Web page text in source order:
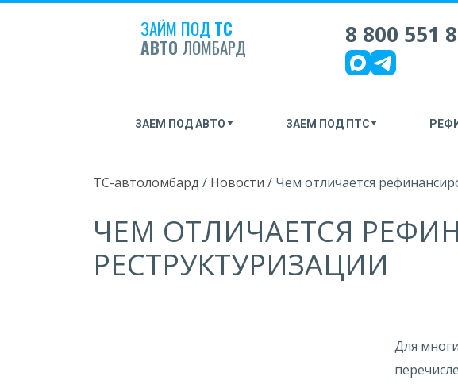
ЗАЙМ ПОД ТС
АВТО ЛОМБАРД 8 800 551
ЗАЕМ ПОД АВТО ЗАЕМ ПОД ПТС
ТС-автоломбард / Новости / Чем отличается
ЧЕМ ОТЛИЧАЕТСЯ
РЕСТРУКТУРИЗАЦИИ
Для